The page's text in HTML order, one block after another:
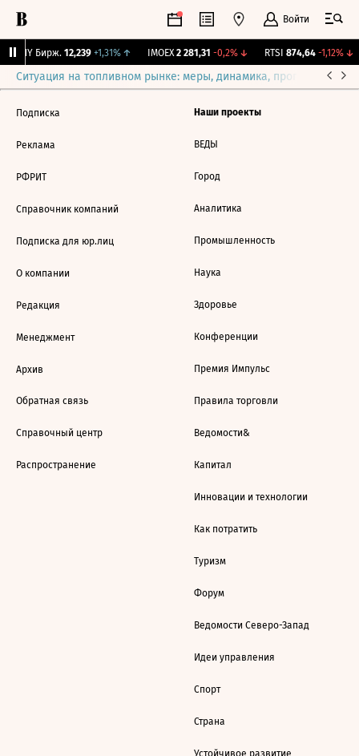
Войти
CNY Бирж. 12,239 +1,31%↑ IMOEX 2 281,31 -0,2%↓ RTSI 874,64 -1,12%↓
Ситуация на топливном рынке: меры, динамика, прогнозы
Подписка
Реклама
РФРИТ
Справочник компаний
Подписка для юр.лиц
О компании
Редакция
Менеджмент
Архив
Обратная связь
Справочный центр
Распространение
Наши проекты
ВЕДЫ
Город
Аналитика
Промышленность
Наука
Здоровье
Конференции
Премия Импульс
Правила торговли
Ведомости&
Капитал
Инновации и технологии
Как потратить
Туризм
Форум
Ведомости Северо-Запад
Идеи управления
Спорт
Страна
Устойчивое развитие